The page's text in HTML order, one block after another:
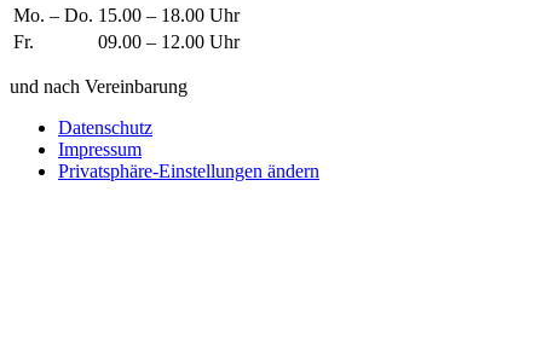
Mo. – Do. 15.00 – 18.00 Uhr
Fr.
09.00 – 12.00 Uhr
und nach Vereinbarung
Datenschutz
Impressum
Privatsphäre-Einstellungen ändern